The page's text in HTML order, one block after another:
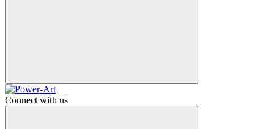
Connect with us